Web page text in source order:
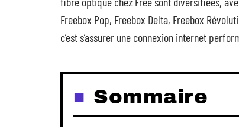
Freebox Pop, Freebox Delta, Freebox
c’est s’assurer une connexion internet
Sommaire